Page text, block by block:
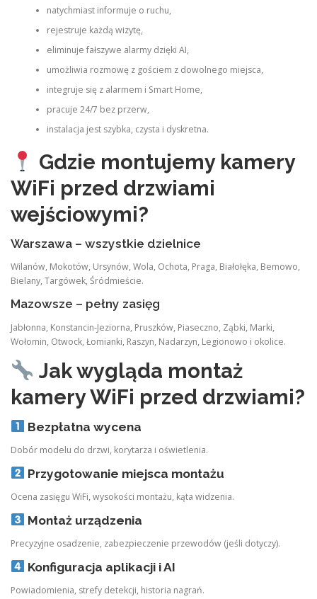
natychmiast informuje o ruchu,
rejestruje każdą wizytę,
eliminuje fałszywe alarmy dzięki AI,
umożliwia rozmowę z gościem z dowolnego miejsca,
integruje się z alarmem i Smart Home,
pracuje 24/7 bez przerw,
instalacja jest szybka, czysta i dyskretna.
Gdzie montujemy kamery
WiFi przed drzwiami
wejściowymi?
Warszawa – wszystkie dzielnice
Wilanów, Mokotów, Ursynów, Wola, Ochota, Praga, Białołęka, Bemowo,
Bielany, Targówek, Śródmieście.
Mazowsze – pełny zasięg
Jabłonna, Konstancin‑Jeziorna, Pruszków, Piaseczno, Ząbki, Marki,
Wołomin, Otwock, Łomianki, Raszyn, Nadarzyn, Legionowo i okolice.
Jak wygląda montaż
kamery WiFi przed drzwiami?
Bezpłatna wycena
Dobór modelu do drzwi, korytarza i oświetlenia.
Przygotowanie miejsca montażu
Ocena zasięgu WiFi, wysokości montażu, kąta widzenia.
Montaż urządzenia
Precyzyjne osadzenie, zabezpieczenie przewodów (jeśli dotyczy).
Konfiguracja aplikacji i AI
Powiadomienia, strefy detekcji, historia nagrań.